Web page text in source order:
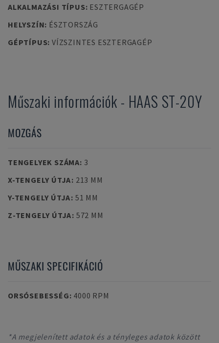
ALKALMAZÁSI TÍPUS: ESZTERGAGÉP
HELYSZÍN: ÉSZTORSZÁG
GÉPTÍPUS: VÍZSZINTES ESZTERGAGÉP
Műszaki információk - HAAS ST-20Y
MOZGÁS
TENGELYEK SZÁMA: 3
X-TENGELY ÚTJA: 213 MM
Y-TENGELY ÚTJA: 51 MM
Z-TENGELY ÚTJA: 572 MM
MŰSZAKI SPECIFIKÁCIÓ
ORSÓSEBESSÉG: 4000 RPM
*A megjelenített adatok és a tényleges adatok között